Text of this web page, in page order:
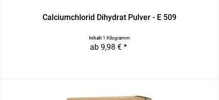
Calciumchlorid Dihydrat Pulver - E 509
Inhalt1 Kilogramm
ab 9,98 € *